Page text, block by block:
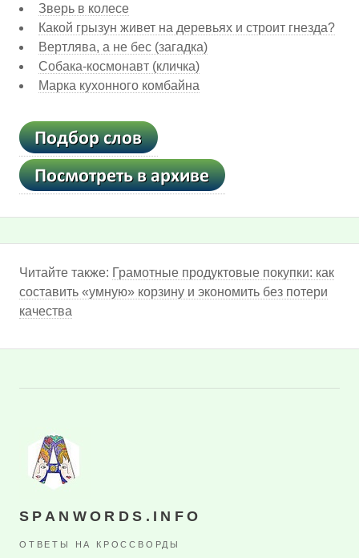
Зверь в колесе
Какой грызун живет на деревьях и строит гнезда?
Вертлява, а не бес (загадка)
Собака-космонавт (кличка)
Марка кухонного комбайна
Читайте также: Грамотные продуктовые покупки: как
составить «умную» корзину и экономить без потери
качества
SPANWORDS.INFO
ОТВЕТЫ НА КРОССВОРДЫ